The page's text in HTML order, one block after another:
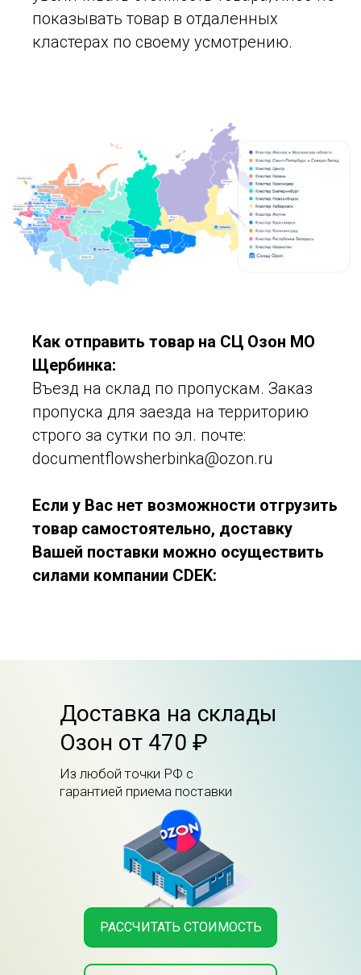
показывать товар в отдаленных
кластерах по своему усмотрению.
Как отправить товар на СЦ Озон МО
Щербинка:
Въезд на склад по пропускам. Заказ
пропуска для заезда на территорию
строго за сутки по эл. почте:
documentflowsherbinka@ozon.ru
Если у Вас нет возможности отгрузить
товар самостоятельно, доставку
Вашей поставки можно осуществить
силами компании CDEK:
Доставка на склады
Озон от 470 ₽
РАССЧИТАТЬ СТОИМОСТЬ
Из любой точки РФ с
гарантией приема поставки